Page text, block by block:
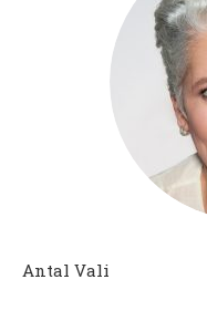
Antal Vali